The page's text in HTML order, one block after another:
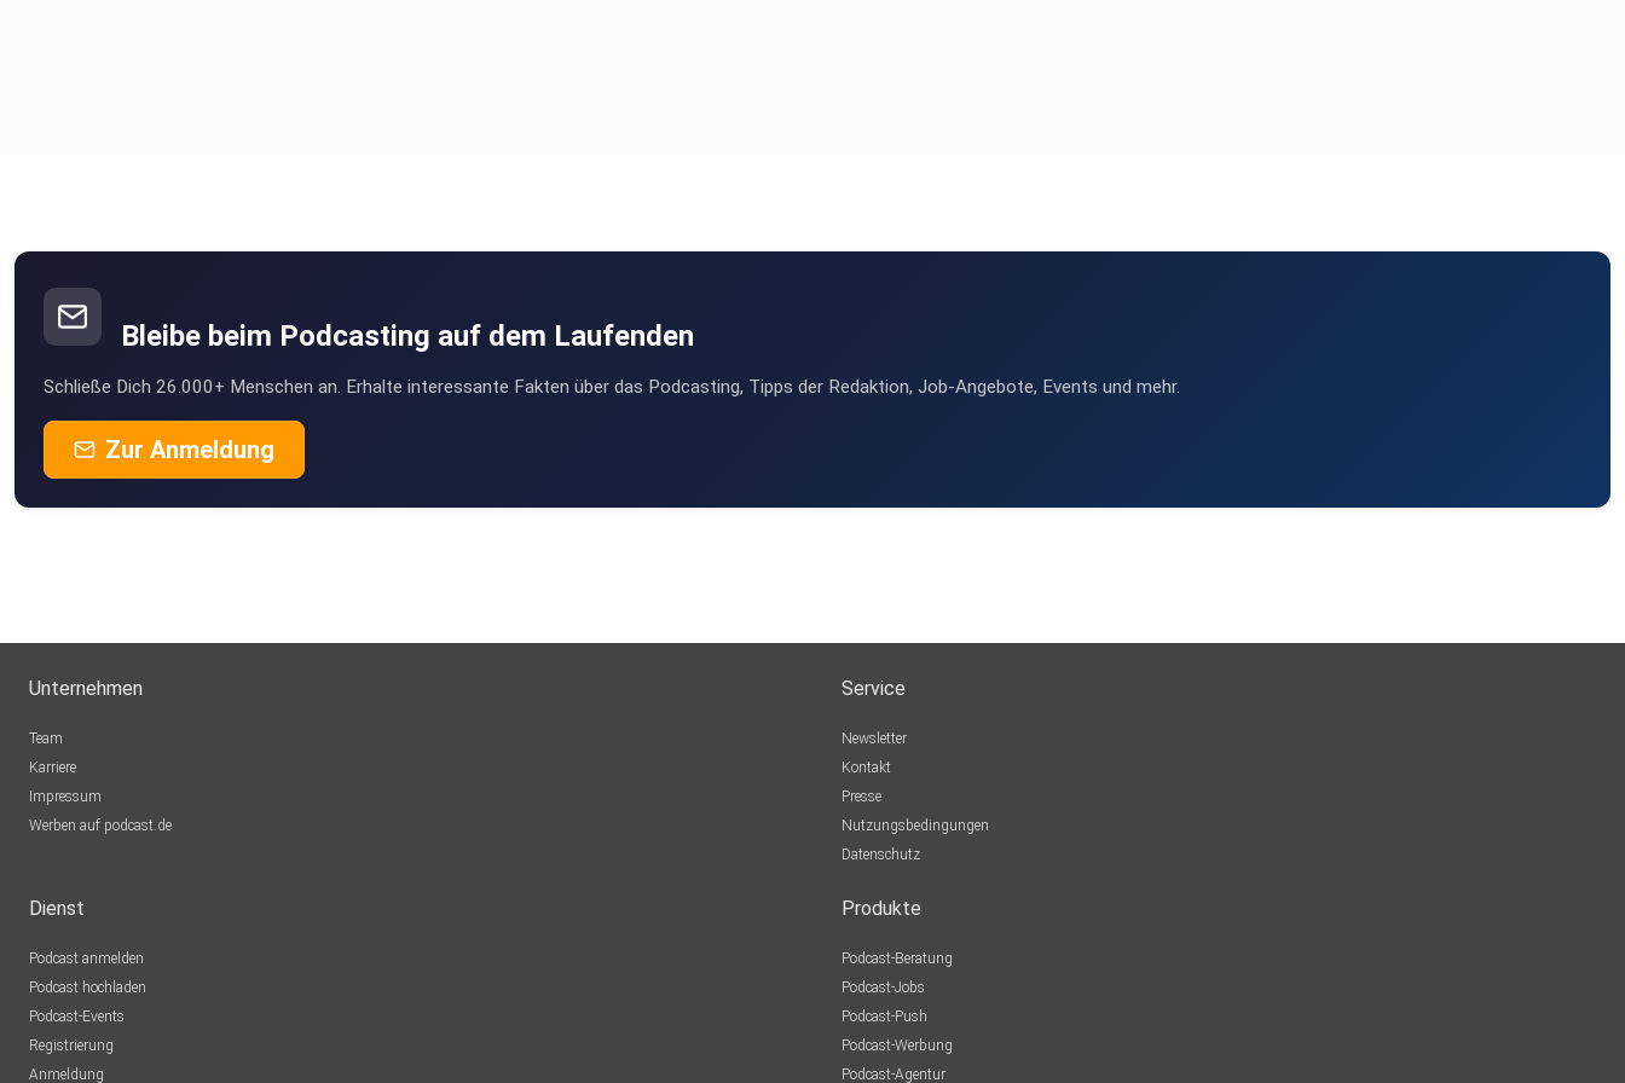
Bleibe beim Podcasting auf dem Laufenden
Schließe Dich 26.000+ Menschen an. Erhalte interessante Fakten über das Podcasting, Tipps der Redaktion, Job-Angebote, Events und mehr.
Zur Anmeldung
Unternehmen
Team
Karriere
Impressum
Werben auf podcast.de
Service
Newsletter
Kontakt
Presse
Nutzungsbedingungen
Datenschutz
Dienst
Podcast anmelden
Podcast hochladen
Podcast-Events
Registrierung
Anmeldung
Produkte
Podcast-Beratung
Podcast-Jobs
Podcast-Push
Podcast-Werbung
Podcast-Agentur